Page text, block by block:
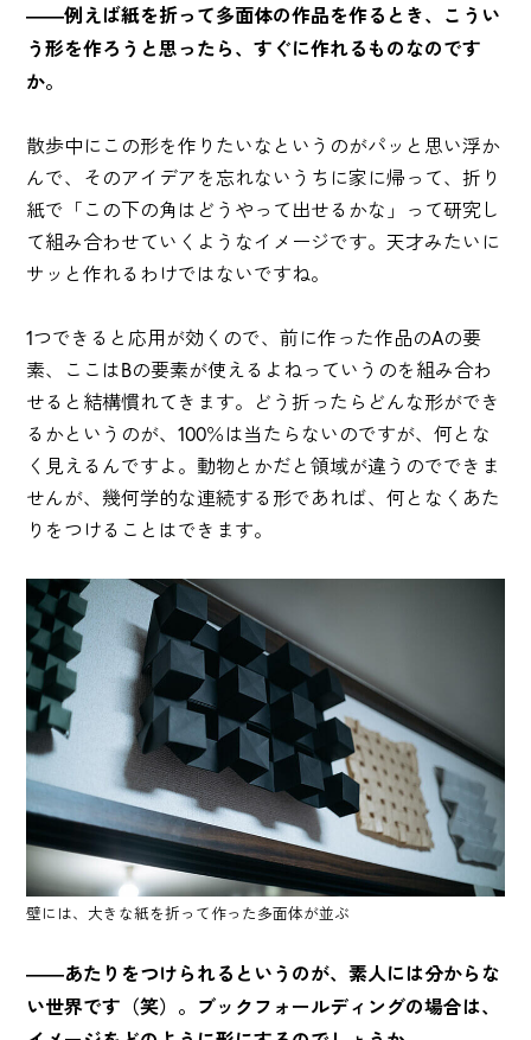
――例えば紙を折って多面体の作品を作るとき、こうい
う形を作ろうと思ったら、すぐに作れるものなのです
か。
散歩中にこの形を作りたいなというのがパッと思い浮か
んで、そのアイデアを忘れないうちに家に帰って、折り
紙で「この下の角はどうやって出せるかな」って研究し
て組み合わせていくようなイメージです。天才みたいに
サッと作れるわけではないですね。
1つできると応用が効くので、前に作った作品のAの要
素、ここはBの要素が使えるよねっていうのを組み合わ
せると結構慣れてきます。どう折ったらどんな形ができ
るかというのが、100％は当たらないのですが、何とな
く見えるんですよ。動物とかだと領域が違うのでできま
せんが、幾何学的な連続する形であれば、何となくあた
りをつけることはできます。
壁には、大きな紙を折って作った多面体が並ぶ
――あたりをつけられるというのが、素人には分からな
い世界です（笑）。ブックフォールディングの場合は、